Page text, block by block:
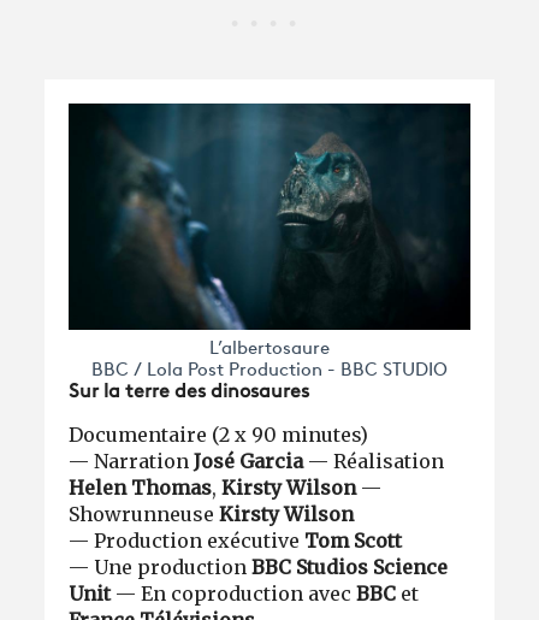
L’albertosaure
BBC / Lola Post Production - BBC STUDIO
Sur la terre des dinosaures
Documentaire (2 x 90 minutes)
— NarrationJosé Garcia— Réalisation
Helen Thomas,Kirsty Wilson—
ShowrunneuseKirsty Wilson
— Production exécutive Tom Scott
— Une productionBBC Studios Science
Unit — En coproduction avecBBC et